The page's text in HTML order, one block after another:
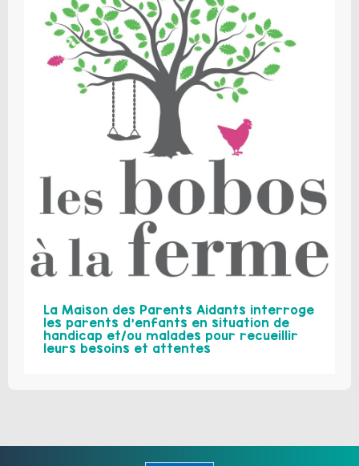
La Maison des Parents Aidants interroge
les parents d’enfants en situation de
handicap et/ou malades pour recueillir
leurs besoins et attentes